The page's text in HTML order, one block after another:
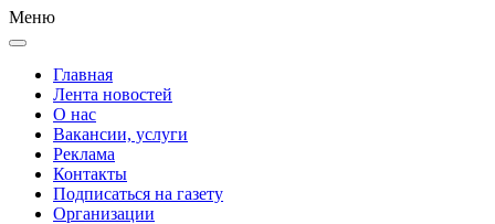
Меню
Главная
Лента новостей
О нас
Вакансии, услуги
Реклама
Контакты
Подписаться на газету
Организации